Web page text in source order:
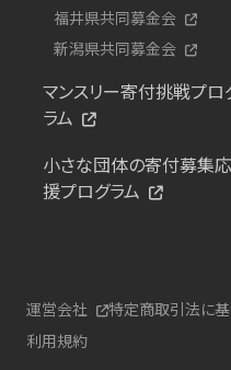
福井県共同募金会
新潟県共同募金会
マンスリー寄付挑戦プロ
ラム
小さな団体の寄付募集応
援プログラム
運営会社 特定商取引法に
利用規約